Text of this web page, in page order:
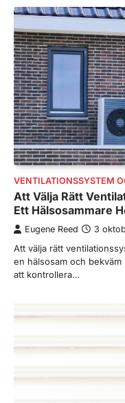
VENTILATIONSSYSTEM
Att Välja Rätt
Ett Hälsosammare
Eugene Reed 3
Att välja rätt
en hälsosam och
att kontrollera…